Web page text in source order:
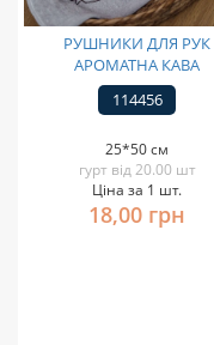
РУШНИКИ ДЛЯ РУК
АРОМАТНА КАВА
114456
25*50 см
гурт від 20.00 шт
Ціна за 1 шт.
18,00 грн